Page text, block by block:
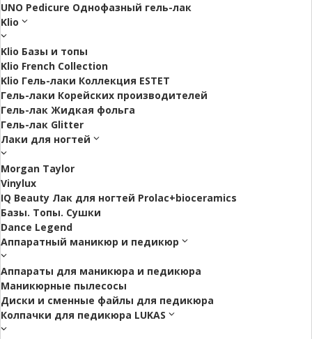
UNO Pedicure Однофазный гель-лак
Klio
Klio Базы и топы
Klio French Collection
Klio Гель-лаки Коллекция ESTET
Гель-лаки Корейских производителей
Гель-лак Жидкая фольга
Гель-лак Glitter
Лаки для ногтей
Morgan Taylor
Vinylux
IQ Beauty Лак для ногтей Prolac+bioceramics
Базы. Топы. Сушки
Dance Legend
Аппаратный маникюр и педикюр
Аппараты для маникюра и педикюра
Маникюрные пылесосы
Диски и сменные файлы для педикюра
Колпачки для педикюра LUKAS